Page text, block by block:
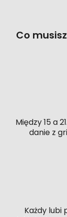
Co
Między 15 a
danie z
Każdy lubi